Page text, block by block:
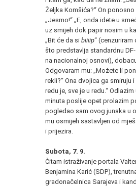
Željka Komšića?“ On
„Jesmo!“ „E, onda idete u
uz smijeh dok papir nosim u
„Bit će da si biiiip“ (cenzuriram
što predstavlja standardnu
na nacionalnoj osnovi),
Odgovaram mu: „Možete li
rekli?“ Ona dvojica ga smiruju i
redu je, sve je u redu.“
minuta poslije opet prolazim
pogledao sam ovog junaka u
mu osmijeh sastavljen od
i prijezira.
Subota, 7. 9.
Čitam istraživanje portala
Benjamina Karić (SDP),
gradonačelnica Sarajeva i